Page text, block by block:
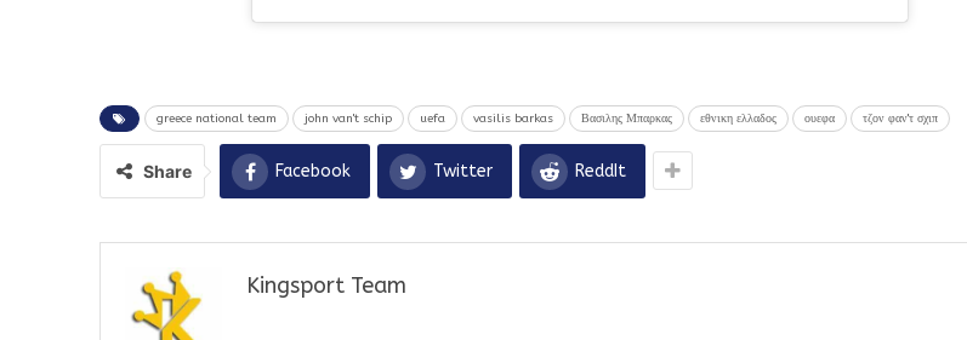
greece national team john van't schip uefa vasilis barkas Βασιλης Μπαρκας εθνικη ελλαδος ουεφα τζον φαν'τ σχιπ
Share Facebook Twitter ReddIt
Kingsport Team